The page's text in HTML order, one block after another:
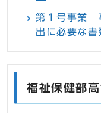
第１号事業
出に必要な書
福祉保健部